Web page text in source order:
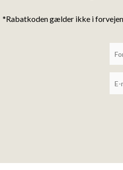
*Rabatkoden gælder ikke i